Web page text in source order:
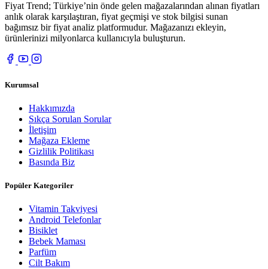
Fiyat Trend; Türkiye’nin önde gelen mağazalarından alınan fiyatları
anlık olarak karşılaştıran, fiyat geçmişi ve stok bilgisi sunan
bağımsız bir fiyat analiz platformudur. Mağazanızı ekleyin,
ürünlerinizi milyonlarca kullanıcıyla buluşturun.
Kurumsal
Hakkımızda
Sıkça Sorulan Sorular
İletişim
Mağaza Ekleme
Gizlilik Politikası
Basında Biz
Popüler Kategoriler
Vitamin Takviyesi
Android Telefonlar
Bisiklet
Bebek Maması
Parfüm
Cilt Bakım